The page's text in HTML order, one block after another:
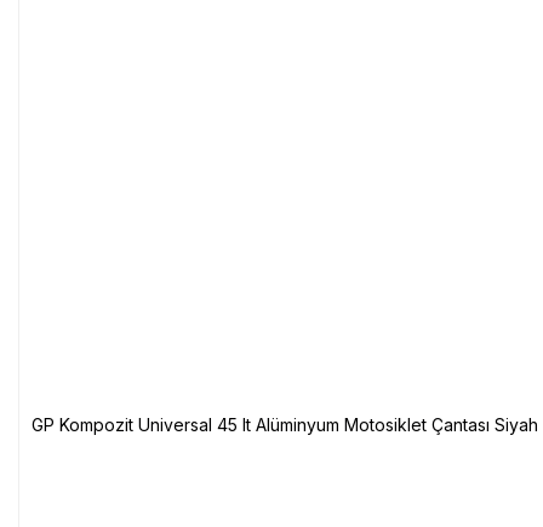
GP Kompozit Universal 45 lt Alüminyum Motosiklet Çantası Siyah